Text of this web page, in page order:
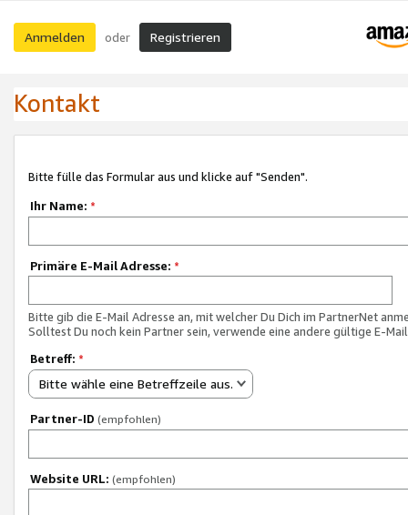
Anmelden oder Registrieren
Kontakt
Bitte fülle das Formular aus und klicke auf "Senden".
Ihr Name: *
Primäre E-Mail Adresse: *
Bitte gib die E-Mail Adresse an, mit welcher Du Dich im PartnerNet
Solltest Du noch kein Partner sein, verwende eine andere gültige E-
Betreff: *
Bitte wähle eine Betreffzeile aus.
Partner-ID (empfohlen)
Website URL: (empfohlen)